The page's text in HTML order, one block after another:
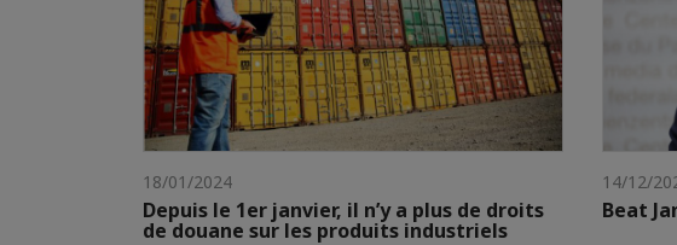
18/01/2024
Depuis le 1er janvier, il n’y a plus de droits
de douane sur les produits industriels
14/12/
Beat